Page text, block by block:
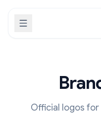
Official logos